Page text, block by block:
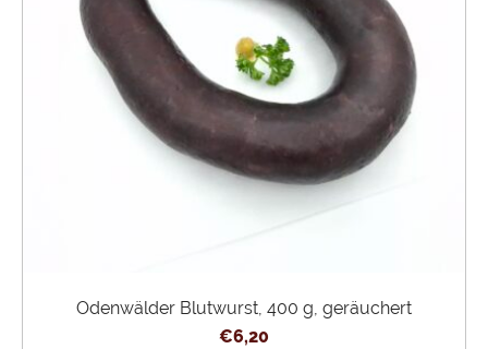
Odenwälder Blutwurst, 400 g, geräuchert
€6,20